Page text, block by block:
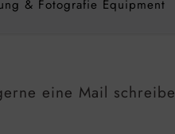
& Fotografie Equipment
eine Mail